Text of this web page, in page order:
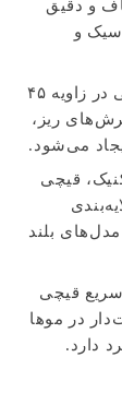
و دقیق
و
: قیچی در زاویه ۴۵
ریز،
می‌شود.
قیچی
بلند
قیچی
در موها
دارد.